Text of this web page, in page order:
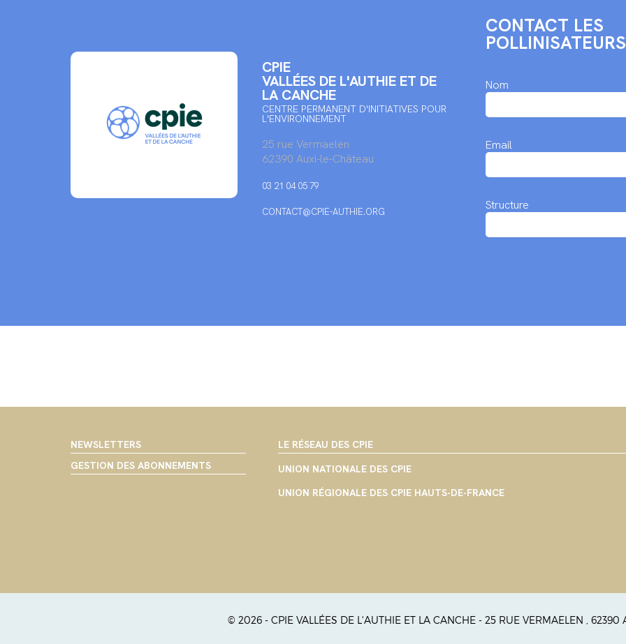
CPIE
VALLÉES DE L'AUTHIE ET DE
LA CANCHE
CENTRE PERMANENT D'INITIATIVES POUR
L'ENVIRONNEMENT
25 rue Vermaelen
62390 Auxi-le-Château
03 21 04 05 79
CONTACT@CPIE-AUTHIE.ORG
CONTACT LES
POLLINISATEURS
Nom
Email
Structure
NEWSLETTERS
GESTION DES ABONNEMENTS
LE RÉSEAU DES CPIE
UNION NATIONALE DES CPIE
UNION RÉGIONALE DES CPIE HAUTS-DE-FRANCE
© 2026 - CPIE VALLÉES DE L'AUTHIE ET LA CANCHE - 25 RUE VERMAELEN , 62390